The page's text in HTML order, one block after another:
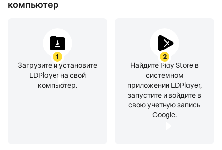
позволит продемонстрировать ваши навыки.
путь к вершине!
7. Грандиозное устройство мира, богатые
сюжетные линии.
Исследуйте множество глав, карт и уровней.
Эпическая история фракций и героев позволит вам
погрузиться в мир магии Тиа. У каждого героя есть
компьютер
1
Загрузите и установите
LDPlayer на свой
компьютер.
2
Найдите Play Store в
системном
приложении LDPlayer,
запустите и войдите в
свою учетную запись
Google.